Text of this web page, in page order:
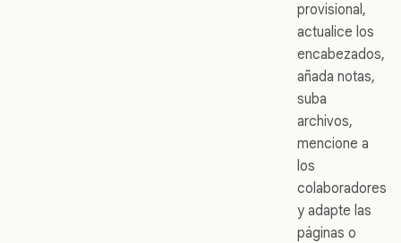
provisional,
actualice los
encabezados,
añada notas,
suba
archivos,
mencione a
los
colaboradores
y adapte las
páginas o